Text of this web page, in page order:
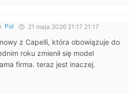
Pol 21 maja 2026 21:17 21:17
z Capelli, która obowiązuje do
roku zmienił się model
firma. teraz jest inaczej.